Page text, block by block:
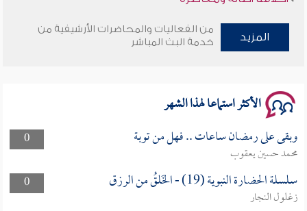
وأمنهم من خوف 9
المزيد
من الفعاليات والمحاضرات الأرشيفية من
خدمة البث المباشر
الأكثر استماعا لهذا الشهر
0 وبقى على رمضان ساعات .. فهل من توبة
محمد حسين يعقوب
0
سلسلة الحضارة النبوية (19) - الخَلقُ من الرزق
زغلول النجار